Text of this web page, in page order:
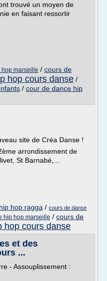
trouvé un moyen de
en faisant ressortir
marseille / cours de
hop cours danse /
/ cour de dance hip
site de Créa Danse !
arrondissement de
St Barnabé,...
hop ragga / cours de danse
hip hop marseille / cours de
hop cours danse
et des
...
- Assouplissement :